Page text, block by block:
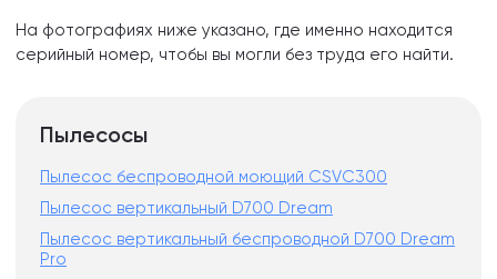
На фотографиях ниже указано, где именно находится
серийный номер, чтобы вы могли без труда его найти.
Пылесосы
Пылесос беспроводной моющий CSVC300
Пылесос вертикальный D700 Dream
Пылесос вертикальный беспроводной D700 Dream
Pro